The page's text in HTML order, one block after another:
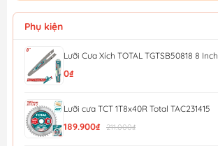
Phụ kiện
Lưỡi Cưa Xích TOTAL TGTSB50818 8 Inch
0₫
Lưỡi cưa TCT 1T8x40R Total TAC231415
189.900₫ 211.000₫